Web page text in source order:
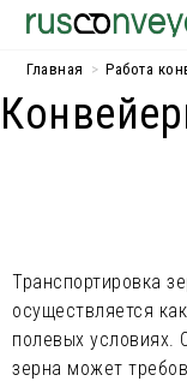
Главная > Работа
Транспортировка
осуществляется
полевых условиях.
зерна может